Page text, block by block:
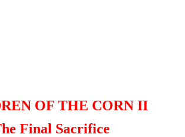
OF THE CORN II
Final Sacrifice